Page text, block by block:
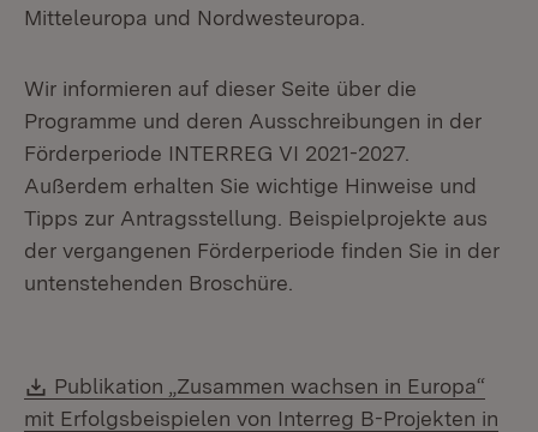
Mitteleuropa und Nordwesteuropa.
Wir informieren auf dieser Seite über die
Programme und deren Ausschreibungen in der
Förderperiode INTERREG VI 2021-2027.
Außerdem erhalten Sie wichtige Hinweise und
Tipps zur Antragsstellung. Beispielprojekte aus
der vergangenen Förderperiode finden Sie in der
untenstehenden Broschüre.
Download:
Publikation „Zusammen wachsen in Europa“
mit Erfolgsbeispielen von Interreg B-Projekten in